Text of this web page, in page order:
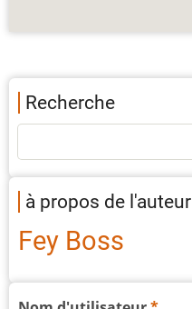
Recherche
à propos de l'auteur
Fey Boss